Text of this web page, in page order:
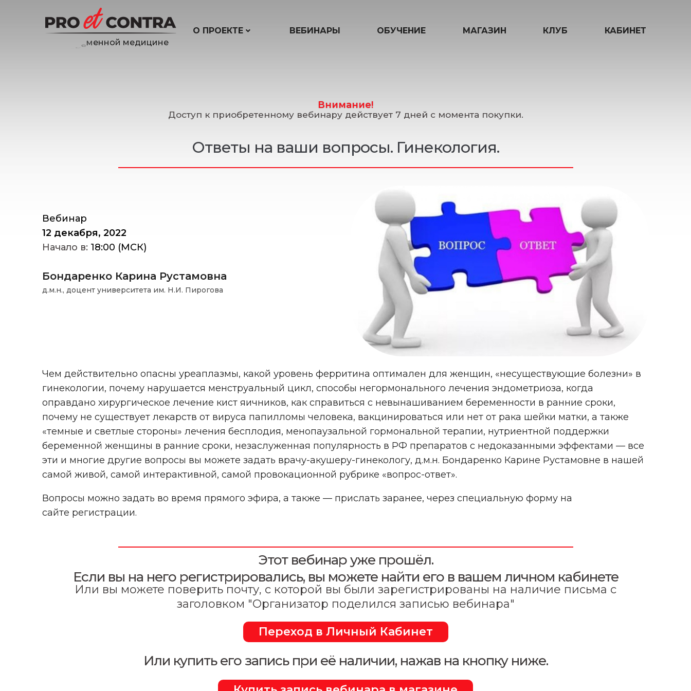
е
О ПРОЕКТЕ ВЕБИНАРЫ ОБУЧЕНИЕ МАГАЗИН КЛУБ КАБИНЕТ
Внимание!
Доступ к приобретенному вебинару действует 7 дней с момента покупки.
Ответы на ваши вопросы. Гинекология.
Вебинар
12 декабря, 2022
Начало в: 18:00 (МСК)
Бондаренко Карина Рустамовна
д.м.н., доцент университета им. Н.И. Пирогова
Чем действительно опасны уреаплазмы, какой уровень ферритина оптимален для женщин, «несуществующие болезни» в
гинекологии, почему нарушается менструальный цикл, способы негормонального лечения эндометриоза, когда
оправдано хирургическое лечение кист яичников, как справиться с невынашиванием беременности в ранние сроки,
почему не существует лекарств от вируса папилломы человека, вакцинироваться или нет от рака шейки матки, а также
«темные и светлые стороны» лечения бесплодия, менопаузальной гормональной терапии, нутриентной поддержки
беременной женщины в ранние сроки, незаслуженная популярность в РФ препаратов с недоказанными эффектами — все
эти и многие другие вопросы вы можете задать врачу-акушеру-гинекологу, д.м.н. Бондаренко Карине Рустамовне в нашей
самой живой, самой интерактивной, самой провокационной рубрике «вопрос-ответ».
Вопросы можно задать во время прямого эфира, а также — прислать заранее, через специальную форму на
сайте регистрации.
Этот вебинар уже прошёл.
Если вы на него регистрировались, вы можете найти его в вашем личном кабинете
Или вы можете поверить почту, с которой вы были зарегистрированы на наличие письма с
заголовком "Организатор поделился записью вебинара"
Переход в Личный Кабинет
Или купить его запись при её наличии, нажав на кнопку ниже.